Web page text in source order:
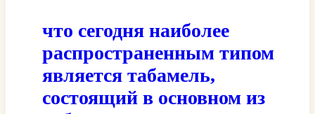
что сегодня наиболее
распространенным типом
является табамель,
состоящий в основном из